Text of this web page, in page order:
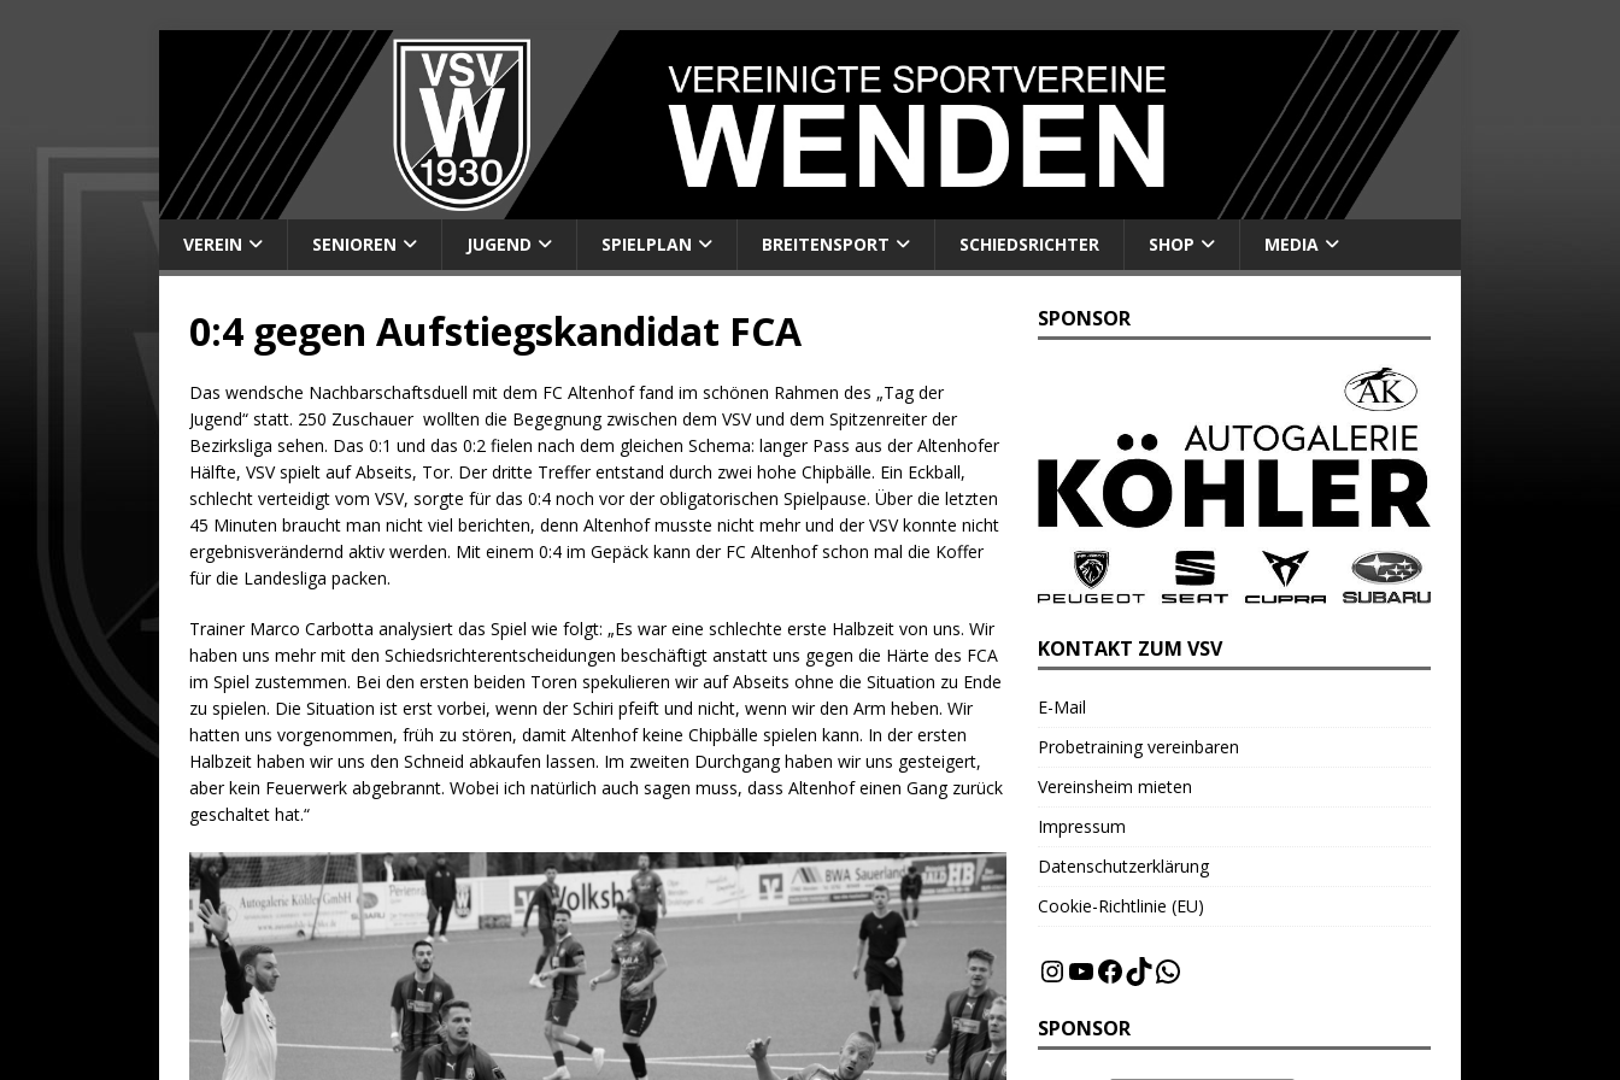
VEREIN SENIOREN JUGEND SPIELPLAN BREITENSPORT SCHIEDSRICHTER SHOP MEDIA
0:4 gegen Aufstiegskandidat FCA
Das wendsche Nachbarschaftsduell mit dem FC Altenhof fand im schönen Rahmen des „Tag der
Jugend“ statt. 250 Zuschauer wollten die Begegnung zwischen dem VSV und dem Spitzenreiter der
Bezirksliga sehen. Das 0:1 und das 0:2 fielen nach dem gleichen Schema: langer Pass aus der Altenhofer
Hälfte, VSV spielt auf Abseits, Tor. Der dritte Treffer entstand durch zwei hohe Chipbälle. Ein Eckball,
schlecht verteidigt vom VSV, sorgte für das 0:4 noch vor der obligatorischen Spielpause. Über die letzten
45 Minuten braucht man nicht viel berichten, denn Altenhof musste nicht mehr und der VSV konnte nicht
ergebnisverändernd aktiv werden. Mit einem 0:4 im Gepäck kann der FC Altenhof schon mal die Koffer
für die Landesliga packen.
Trainer Marco Carbotta analysiert das Spiel wie folgt: „Es war eine schlechte erste Halbzeit von uns. Wir
haben uns mehr mit den Schiedsrichterentscheidungen beschäftigt anstatt uns gegen die Härte des FCA
im Spiel zustemmen. Bei den ersten beiden Toren spekulieren wir auf Abseits ohne die Situation zu Ende
zu spielen. Die Situation ist erst vorbei, wenn der Schiri pfeift und nicht, wenn wir den Arm heben. Wir
hatten uns vorgenommen, früh zu stören, damit Altenhof keine Chipbälle spielen kann. In der ersten
Halbzeit haben wir uns den Schneid abkaufen lassen. Im zweiten Durchgang haben wir uns gesteigert,
aber kein Feuerwerk abgebrannt. Wobei ich natürlich auch sagen muss, dass Altenhof einen Gang zurück
geschaltet hat.“
SPONSOR
KONTAKT ZUM VSV
E-Mail
Probetraining vereinbaren
Vereinsheim mieten
Impressum
Datenschutzerklärung
Cookie-Richtlinie (EU)
SPONSOR